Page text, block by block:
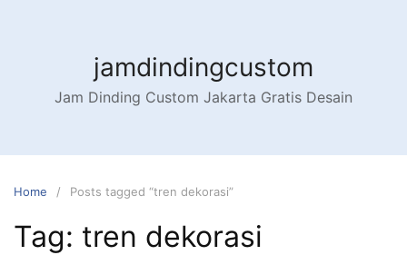
jamdindingcustom
Jam Dinding Custom Jakarta Gratis Desain
Home Posts tagged “tren dekorasi”
Tag: tren dekorasi